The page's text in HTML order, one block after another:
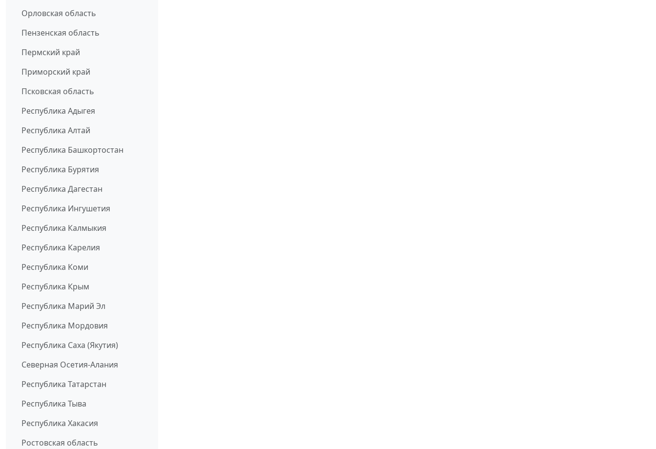
Орловская область
Пензенская область
Пермский край
Приморский край
Псковская область
Республика Адыгея
Республика Алтай
Республика Башкортостан
Республика Бурятия
Республика Дагестан
Республика Ингушетия
Республика Калмыкия
Республика Карелия
Республика Коми
Республика Крым
Республика Марий Эл
Республика Мордовия
Республика Саха (Якутия)
Северная Осетия-Алания
Республика Татарстан
Республика Тыва
Республика Хакасия
Ростовская область